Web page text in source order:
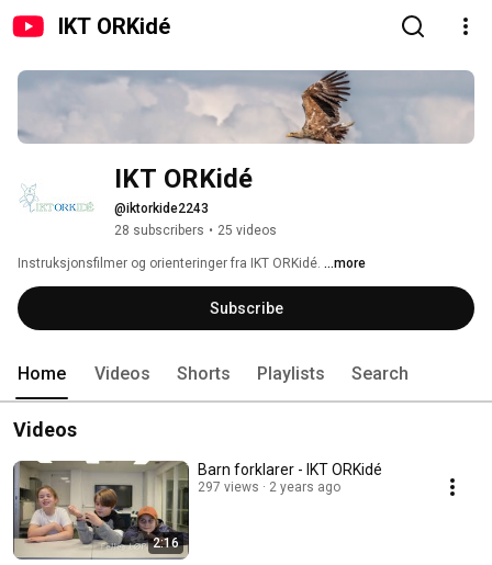
IKT ORKidé
IKT ORKidé
@iktorkide2243
28 subscribers • 25 videos
Instruksjonsfilmer og orienteringer fra IKT ORKidé. ...more
Subscribe
Home Videos Shorts Playlists Search
Videos
2:16
Barn forklarer - IKT ORKidé
297 views 2 years ago